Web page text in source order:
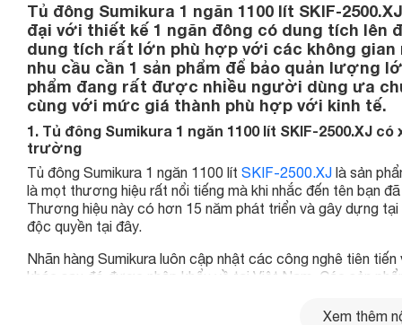
Tủ đông Sumikura 1 ngăn 1100 lít SKIF-
đại với thiết kế 1 ngăn đông có dung tích lên
dung tích rất lớn phù hợp với các không gian
nhu cầu cần 1 sản phẩm để bảo quản lượng
phẩm đang rất được nhiều người dùng ưa
cùng với mức giá thành phù hợp với kinh tế.
1. Tủ đông Sumikura 1 ngăn 1100 lít SKIF-2500.XJ
trường
Tủ đông Sumikura 1 ngăn 1100 lít SKIF-2500.XJ là sản
là mọt thương hiệu rất nổi tiếng mà khi nhắc đến tên bạn
Thương hiệu này có hơn 15 năm phát triển và gây dựng
độc quyền tại đây.
Nhãn hàng Sumikura luôn cập nhật các công nghê tiên
khác sau đó được nhập khẩu về tại Việt Nam. Các sản
phẩm chất lượng nhất có thể nhưng giá thành của chúng
Xem thêm